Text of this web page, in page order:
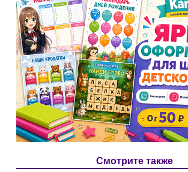
Смотрите также